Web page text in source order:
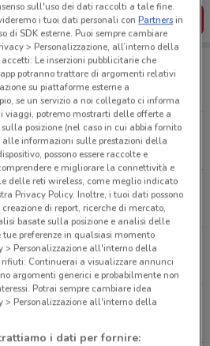
SCARICA L’APP
vicinanze
80 Roma
- Traversa Via Candia Roma
74 Roma
Roma
sull'uso dei dati raccolti a tale fine.
i tuoi dati personali conPartnersin
di SDK esterne. Puoi sempre cambiare
> Personalizzazione, all’interno della
Le inserzioni pubblicitarie che
potranno trattare di argomenti relativi
su piattaforme esterne a
se un servizio a noi collegato ci informa
viaggi, potremo mostrarti delle offerte a
posizione (nel caso in cui abbia fornito
informazioni sulle prestazioni della
possono essere raccolte e
e migliorare la connettività e
delle reti wireless, come meglio indicato
Privacy Policy. Inoltre, i tuoi dati possono
di report, ricerche di mercato,
basate sulla posizione e analisi delle
preferenze in qualsiasi momento
> Personalizzazione all'interno della
rifiuti: Continuerai a visualizzare annunci
argomenti generici e probabilmente non
Potrai sempre cambiare idea
> Personalizzazione all'interno della
i dati per fornire: